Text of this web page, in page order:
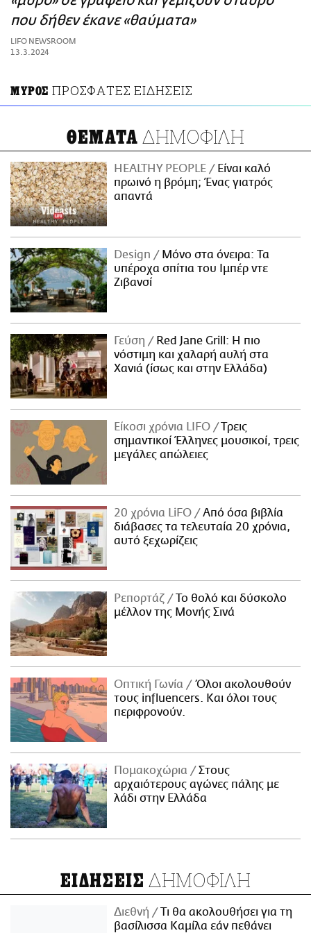
ΑΜΠΑ
PRINT
που δήθεν έκανε «θαύματα»
LIFO NEWSROOM
13.3.2024
ΜΥΡΟΣ ΠΡΟΣΦΑΤΕΣ ΕΙΔΗΣΕΙΣ
ΘΕΜΑΤΑ ΔΗΜΟΦΙΛΗ
HEALTHY PEOPLE
Είναι καλό
πρωινό η βρόμη; Ένας γιατρός
απαντά
Design
Μόνο στα όνειρα: Τα
υπέροχα σπίτια του Ιμπέρ ντε
Ζιβανσί
Γεύση
Red Jane Grill: Η πιο
νόστιμη και χαλαρή αυλή στα
Χανιά (ίσως και στην Ελλάδα)
Είκοσι χρόνια LIFO
Tρεις
σημαντικοί Έλληνες μουσικοί, τρεις
μεγάλες απώλειες
20 χρόνια LiFO
Από όσα βιβλία
διάβασες τα τελευταία 20 χρόνια,
αυτό ξεχωρίζεις
Ρεπορτάζ
Το θολό και δύσκολο
μέλλον της Μονής Σινά
Οπτική Γωνία
Όλοι ακολουθούν
τους influencers. Και όλοι τους
περιφρονούν.
Πομακοχώρια
Στους
αρχαιότερους αγώνες πάλης με
λάδι στην Ελλάδα
ΕΙΔΗΣΕΙΣ ΔΗΜΟΦΙΛΗ
Διεθνή
Τι θα ακολουθήσει για τη
βασίλισσα Καμίλα εάν πεθάνει